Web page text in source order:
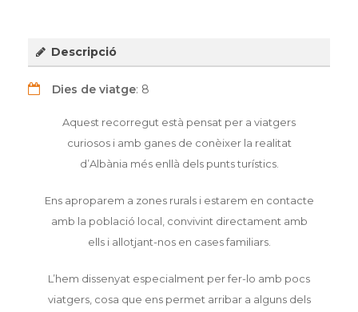
Descripció
Dies de viatge: 8
Aquest recorregut està pensat per a viatgers
curiosos i amb ganes de conèixer la realitat
d’Albània més enllà dels punts turístics.
Ens aproparem a zones rurals i estarem en contacte
amb la població local, convivint directament amb
ells i allotjant-nos en cases familiars.
L’hem dissenyat especialment per fer-lo amb pocs
viatgers, cosa que ens permet arribar a alguns dels